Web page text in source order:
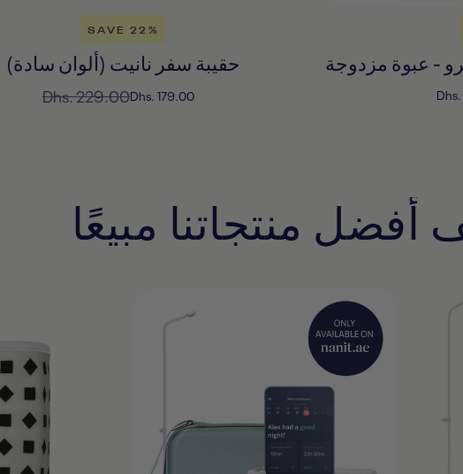
- عبوة مزدوجة
SAVE 22%
حقيبة سفر نانيت (ألوان سادة)
السعر
Dhs. 179.00السعر
Dhs. 229.00
أفضل منتجاتنا مبيعًا